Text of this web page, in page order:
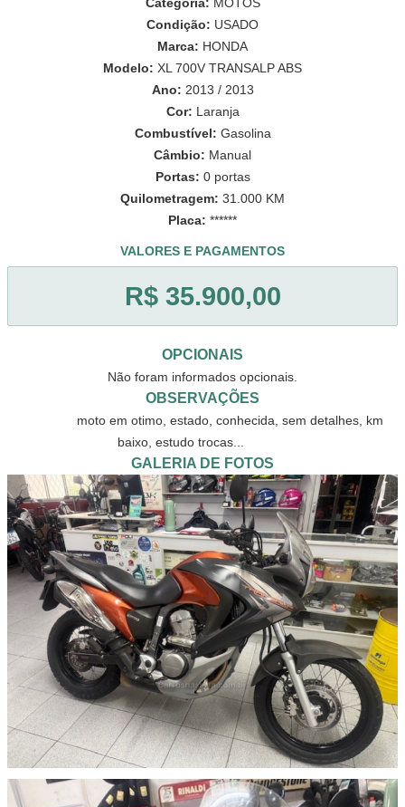
Condição: USADO
Marca: HONDA
Modelo: XL 700V TRANSALP ABS
Ano: 2013 / 2013
Cor: Laranja
Combustível: Gasolina
Câmbio: Manual
Portas: 0 portas
Quilometragem: 31.000 KM
Placa: ******
VALORES E PAGAMENTOS
R$ 35.900,00
OPCIONAIS
Não foram informados opcionais.
OBSERVAÇÕES
baixo, estudo trocas...
GALERIA DE FOTOS